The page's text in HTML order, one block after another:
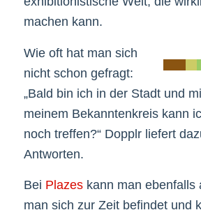
machen kann.
Wie oft hat man sich
nicht schon gefragt:
„Bald bin ich in der Stadt und
meinem Bekanntenkreis kann
noch treffen?“ Dopplr liefert
Antworten.
Bei Plazeskann man ebenfalls
man sich zur Zeit befindet und